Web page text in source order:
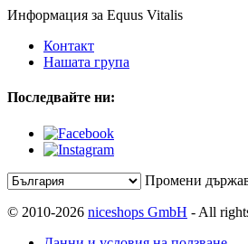
Информация за Equus Vitalis
Контакт
Нашата група
Последвайте ни:
Промени
© 2010-2026 niceshops GmbH - All